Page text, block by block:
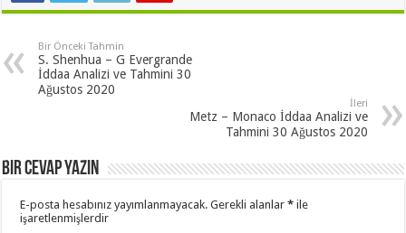
Bir Önceki Tahmin
S. Shenhua – G Evergrande
İddaa Analizi ve Tahmini 30
Ağustos 2020
İleri
Metz – Monaco İddaa Analizi ve
Tahmini 30 Ağustos 2020
Bir cevap yazın
E-posta hesabınız yayımlanmayacak. Gerekli alanlar* ile
işaretlenmişlerdir